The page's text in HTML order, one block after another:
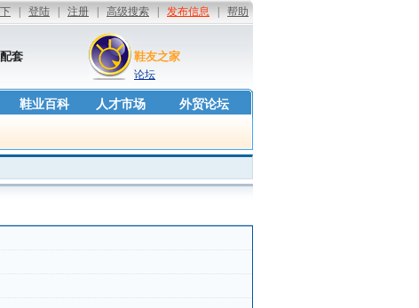
套 鞋友之家
论坛
鞋业百科 人才市场 外贸论坛